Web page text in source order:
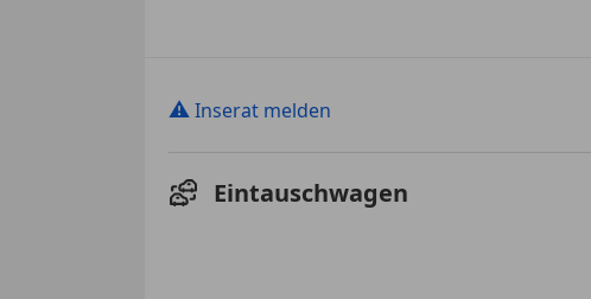
⚠ Inserat melden
Eintauschwagen